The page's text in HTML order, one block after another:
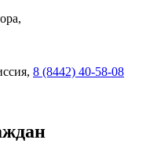
8 (8442) 40-58-08